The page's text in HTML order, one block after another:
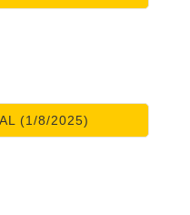
(1/8/2025)